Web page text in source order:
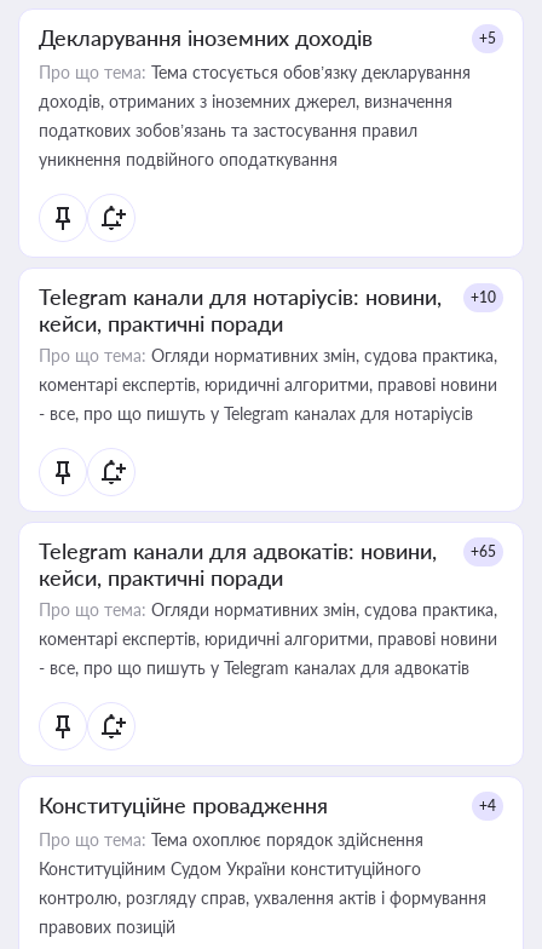
Декларування іноземних доходів +5
Про що тема: Тема стосується обов’язку декларування
доходів, отриманих з іноземних джерел, визначення
податкових зобов’язань та застосування правил
уникнення подвійного оподаткування
Telegram канали для нотаріусів: новини,
кейси, практичні поради
+10
Про що тема: Огляди нормативних змін, судова практика,
коментарі експертів, юридичні алгоритми, правові новини
- все, про що пишуть у Telegram каналах для нотаріусів
Telegram канали для адвокатів: новини,
кейси, практичні поради
+65
Про що тема: Огляди нормативних змін, судова практика,
коментарі експертів, юридичні алгоритми, правові новини
- все, про що пишуть у Telegram каналах для адвокатів
Конституційне провадження +4
Про що тема: Тема охоплює порядок здійснення
Конституційним Судом України конституційного
контролю, розгляду справ, ухвалення актів і формування
правових позицій